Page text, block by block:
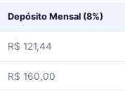
Depósito Mensal (8%)
R$ 121,44
R$ 160,00